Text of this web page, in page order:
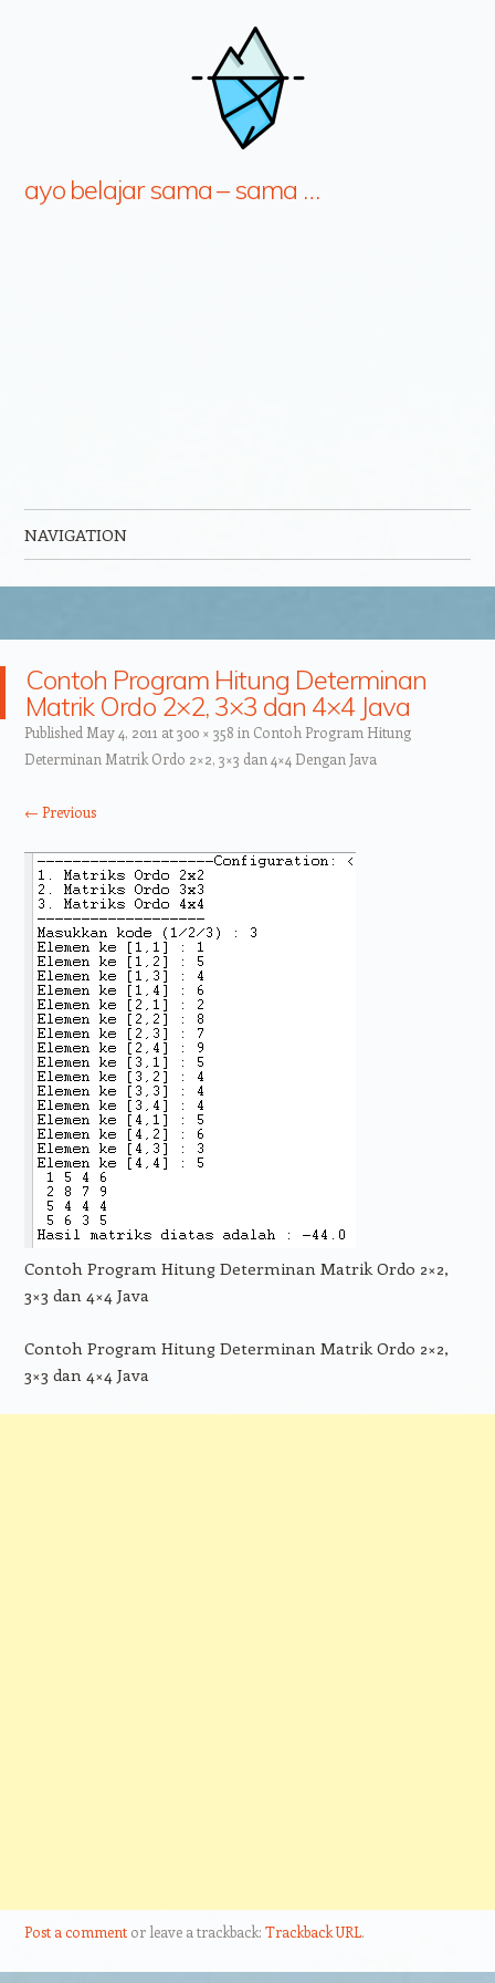
ayo belajar sama – sama …
NAVIGATION
Contoh Program Hitung Determinan
Matrik Ordo 2×2, 3×3 dan 4×4 Java
Published May 4, 2011 at300 × 358 in Contoh Program Hitung
Determinan Matrik Ordo 2×2, 3×3 dan 4×4 Dengan Java
← Previous
Contoh Program Hitung Determinan Matrik Ordo 2×2,
3×3 dan 4×4 Java
Contoh Program Hitung Determinan Matrik Ordo 2×2,
3×3 dan 4×4 Java
Post a commentor leave a trackback: Trackback URL.